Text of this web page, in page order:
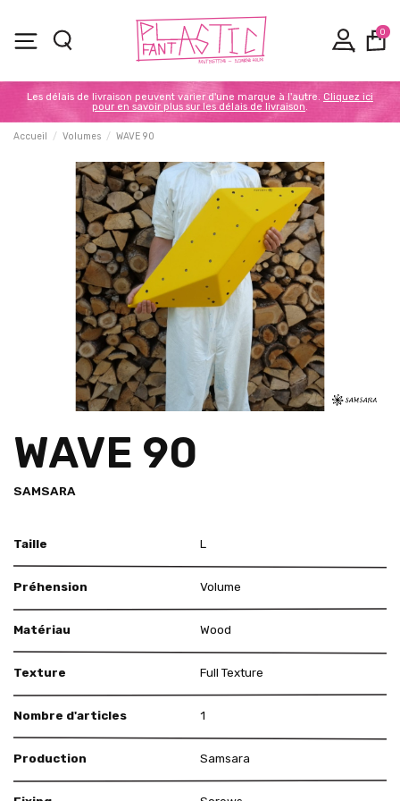
0
Les délais de livraison peuvent varier d'une marque à l'autre. Cliquez ici
pour en savoir plus sur les délais de livraison.
Accueil Volumes WAVE 90
WAVE 90
SAMSARA
Taille L
Préhension Volume
Matériau Wood
Texture Full Texture
Nombre d'articles 1
Production Samsara